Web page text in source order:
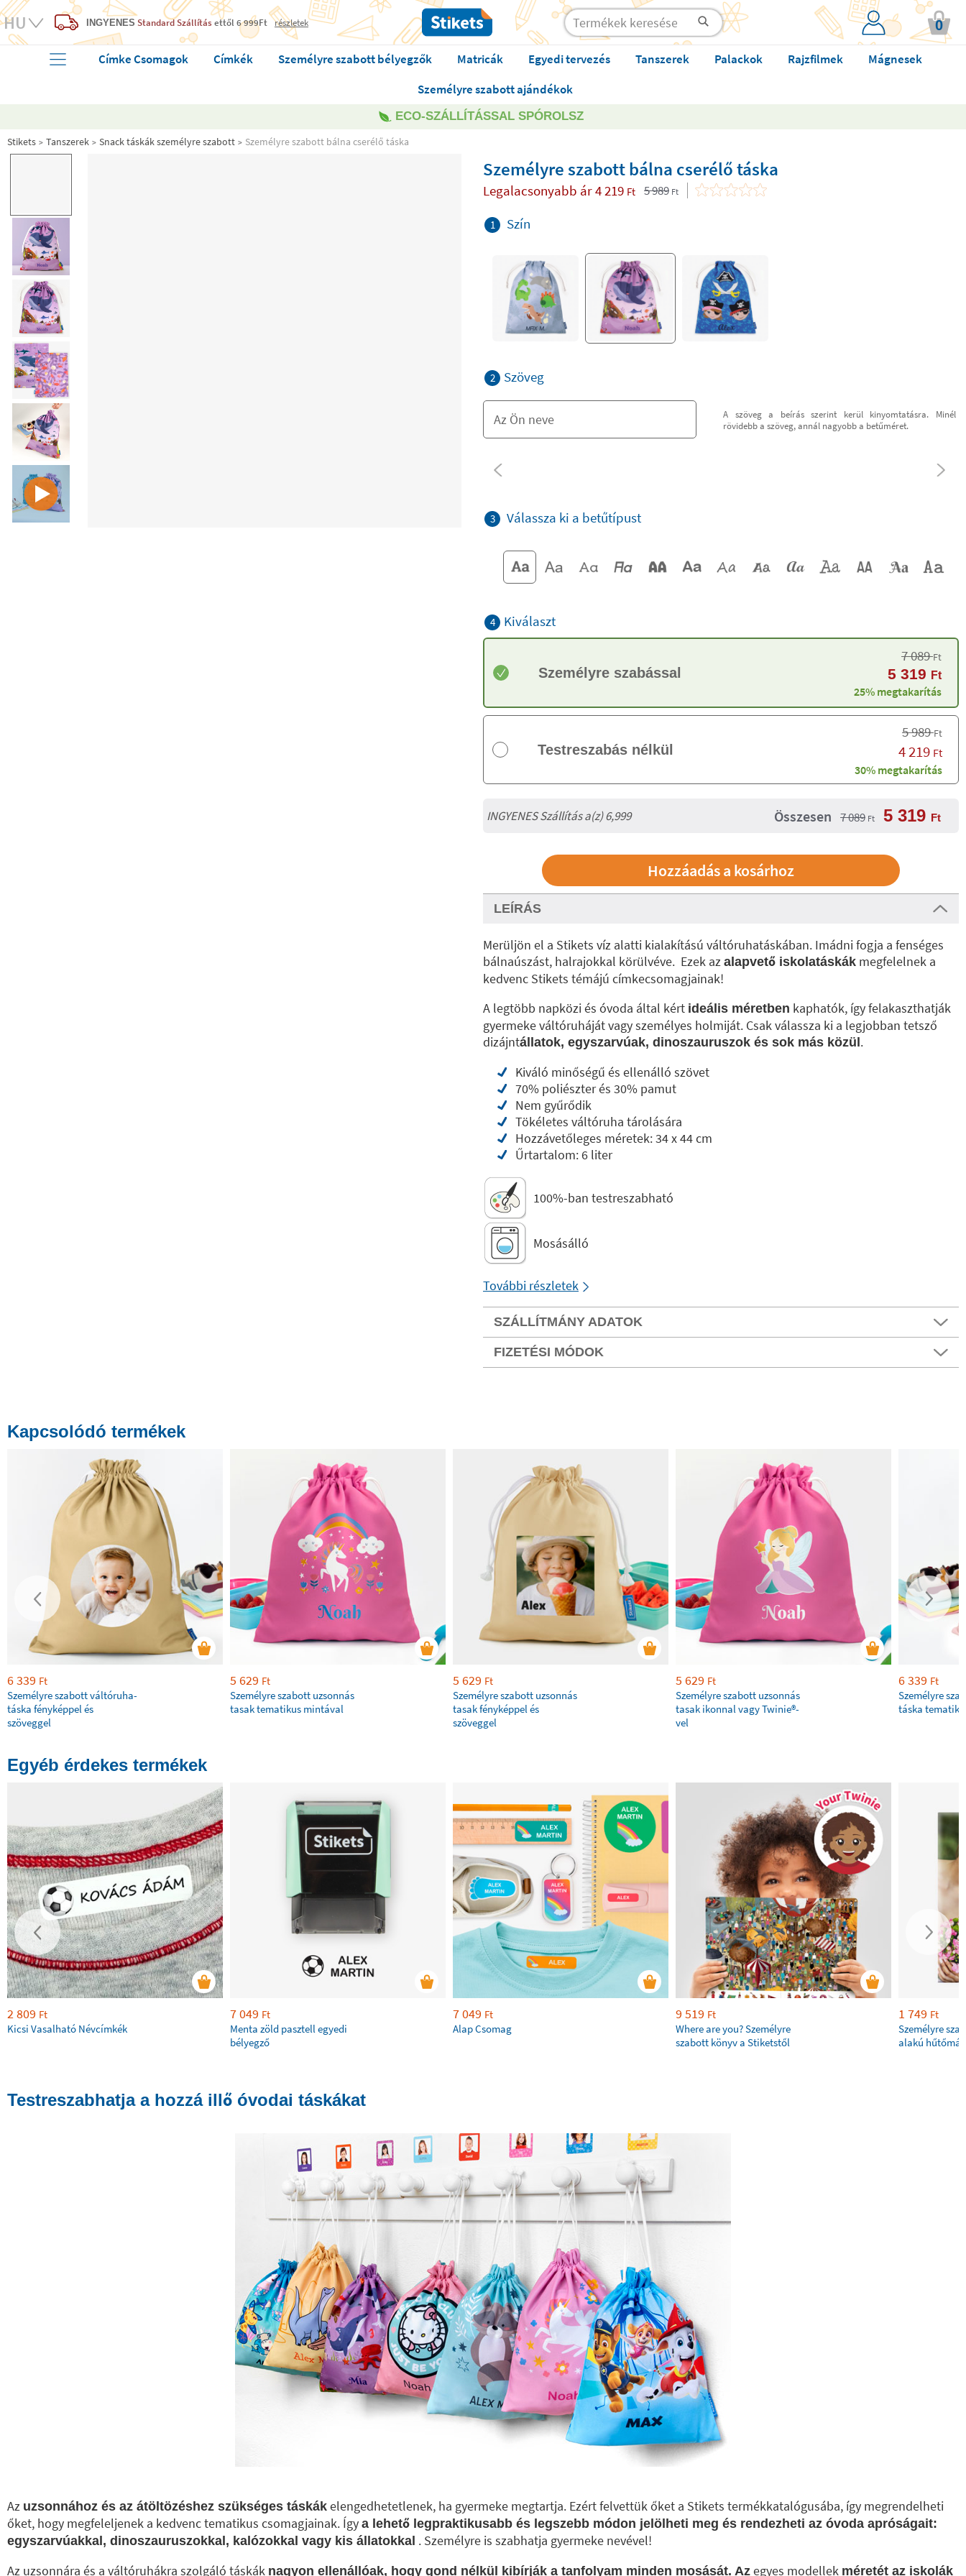
INGYENES Standard Szállításettől 6 999Ft részletek 0
Címke Csomagok Címkék Személyre szabott bélyegzők Matricák Egyedi tervezés Tanszerek Palackok Rajzfilmek
Mágnesek
Személyre szabott ajándékok
ECO-SZÁLLÍTÁSSAL SPÓROLSZ
Stikets Tanszerek Snack táskák személyre szabott Személyre szabott bálna cserélő táska
Személyre szabott bálna cserélő táska
Legalacsonyabb ár4 219 Ft 5 989 Ft
1 Szín
2 Szöveg
A szöveg a beírás szerint kerül kinyomtatásra. Minél
rövidebb a szöveg, annál nagyobb a betűméret.
3 Válassza ki a betűtípust
4 Kiválaszt
Személyre szabással
7 089Ft
5 319 Ft
25% megtakarítás
Testreszabás nélkül
5 989Ft
4 219 Ft
30% megtakarítás
INGYENES Szállítás a(z) 6,999 Összesen 7 089 Ft 5 319 Ft
LEÍRÁS
Merüljön el a Stikets víz alatti kialakítású váltóruhatáskában. Imádni fogja a fenséges
bálnaúszást, halrajokkal körülvéve. Ezek az alapvető iskolatáskák megfelelnek a
kedvenc Stikets témájú címkecsomagjainak!
A legtöbb napközi és óvoda által kért ideális méretben kaphatók, így felakaszthatják
gyermeke váltóruháját vagy személyes holmiját. Csak válassza ki a legjobban tetsző
dizájntállatok, egyszarvúak, dinoszauruszok és sok más közül .
Kiváló minőségű és ellenálló szövet
70% poliészter és 30% pamut
Nem gyűrődik
Tökéletes váltóruha tárolására
Hozzávetőleges méretek: 34 x 44 cm
Űrtartalom: 6 liter
100%-ban testreszabható
Mosásálló
További részletek
SZÁLLÍTMÁNY ADATOK
FIZETÉSI MÓDOK
Kapcsolódó termékek
6 339 Ft
Személyre szabott váltóruha-
táska fényképpel és
szöveggel
5 629 Ft
Személyre szabott uzsonnás
tasak tematikus mintával
5 629 Ft
Személyre szabott uzsonnás
tasak fényképpel és
szöveggel
5 629 Ft
Személyre szabott uzsonnás
tasak ikonnal vagy Twinie®️-
vel
6 339 Ft
Személyre
táska
Egyéb érdekes termékek
2 809 Ft
Kicsi Vasalható Névcímkék
7 049 Ft
Menta zöld pasztell egyedi
bélyegző
7 049 Ft
Alap Csomag
9 519 Ft
Where are you? Személyre
szabott könyv a Stiketstől
1 749 Ft
Személyre
alakú
Testreszabhatja a hozzá illő óvodai táskákat
Az uzsonnához és az átöltözéshez szükséges táskák elengedhetetlenek, ha gyermeke megtartja. Ezért felvettük őket a Stikets termékkatalógusába, így megrendelheti
őket, hogy megfeleljenek a kedvenc tematikus csomagjainak. Így a lehető legpraktikusabb és legszebb módon jelölheti meg és rendezheti az óvoda apróságait:
egyszarvúakkal, dinoszauruszokkal, kalózokkal vagy kis állatokkal . Személyre is szabhatja gyermeke nevével!
Az uzsonnára és a váltóruhákra szolgáló táskák nagyon ellenállóak, hogy gond nélkül kibírják a tanfolyam minden mosását. Az egyes modellek méretét az iskolák